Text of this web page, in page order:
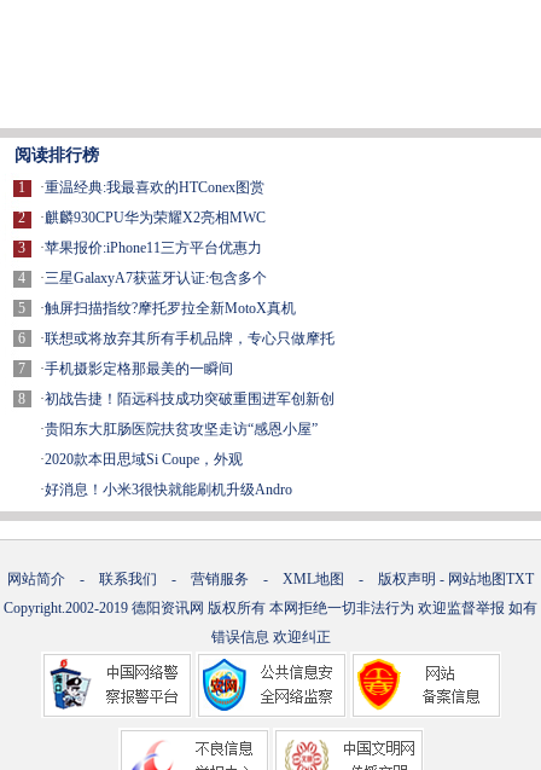
阅读排行榜
1
2
3
4
5
6
7
8
·重温经典:我最喜欢的HTConex图赏
·麒麟930CPU华为荣耀X2亮相MWC
·苹果报价:iPhone11三方平台优惠力
·三星GalaxyA7获蓝牙认证:包含多个
·触屏扫描指纹?摩托罗拉全新MotoX真机
·联想或将放弃其所有手机品牌，专心只做摩托
·手机摄影定格那最美的一瞬间
·初战告捷！陌远科技成功突破重围进军创新创
·贵阳东大肛肠医院扶贫攻坚走访“感恩小屋”
·2020款本田思域Si Coupe，外观
·好消息！小米3很快就能刷机升级Andro
网站简介 - 联系我们 - 营销服务 - XML地图 - 版权声明 - 网站地图TXT
Copyright.2002-2019 德阳资讯网 版权所有 本网拒绝一切非法行为 欢迎监督举报 如有
错误信息 欢迎纠正